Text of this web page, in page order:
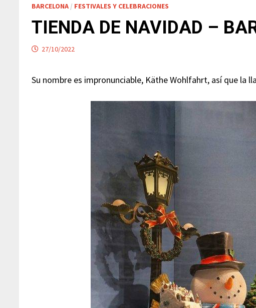
BARCELONA / FESTIVALES Y CELEBRACIONES
TIENDA DE NAVIDAD –
27/10/2022
Su nombre es impronunciable, Käthe Wohlfahrt, así que la